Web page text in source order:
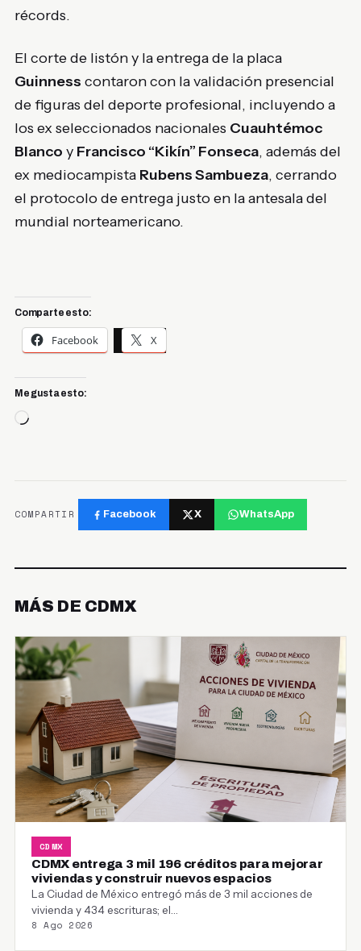
récords.
El corte de listón y la entrega de la placa
Guinness contaron con la validación presencial
de figuras del deporte profesional, incluyendo a
los ex seleccionados nacionales Cuauhtémoc
Blanco y Francisco “Kikín” Fonseca, además del
ex mediocampista Rubens Sambueza, cerrando
el protocolo de entrega justo en la antesala del
mundial norteamericano.
Comparte esto:
Facebook X
Me gusta esto:
Cargando...
COMPARTIR Facebook X WhatsApp
MÁS DE CDMX
CDMX
CDMX entrega 3 mil 196 créditos para mejorar
viviendas y construir nuevos espacios
La Ciudad de México entregó más de 3 mil acciones de
vivienda y 434 escrituras; el…
8 Ago 2026